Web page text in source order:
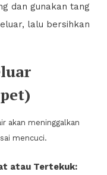
dan gunakan tang
lalu bersihkan
akan meninggalkan
mencuci.
atau Tertekuk: